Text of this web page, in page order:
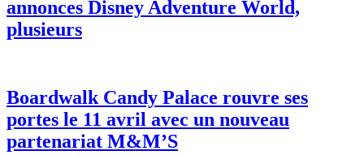
annonces Disney Adventure World,
plusieurs
Boardwalk Candy Palace rouvre ses
portes le 11 avril avec un nouveau
partenariat M&M’S